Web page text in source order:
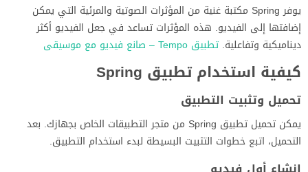
يوفر Spring مكتبة غنية من المؤثرات الصوتية والمرئية التي يمكن
إضافتها إلى الفيديو. هذه المؤثرات تساعد في جعل الفيديو أكثر
ديناميكية وتفاعلية. تطبيق Tempo – صانع فيديو مع موسيقى
كيفية استخدام تطبيق Spring
تحميل وتثبيت التطبيق
يمكن تحميل تطبيق Spring من متجر التطبيقات الخاص بجهازك. بعد
التحميل، اتبع خطوات التثبيت البسيطة لبدء استخدام التطبيق.